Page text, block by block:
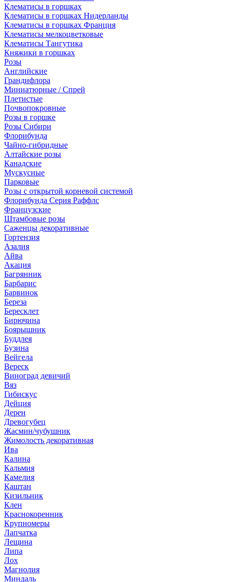
Клематисы в горшках
Клематисы в горшках Нидерланды
Клематисы в горшках Франция
Клематисы мелкоцветковые
Клематисы Тангутика
Княжики в горшках
Розы
Английские
Грандифлора
Миниатюрные / Спрей
Плетистые
Почвопокровные
Розы в горшке
Розы Сибири
Флорибунда
Чайно-гибридные
Алтайские розы
Канадские
Мускусные
Парковые
Розы с открытой корневой системой
Флорибунда Серия Раффлс
Французские
Штамбовые розы
Саженцы декоративные
Гортензия
Азалия
Айва
Акация
Багрянник
Барбарис
Барвинок
Береза
Бересклет
Бирючина
Боярышник
Буддлея
Бузина
Вейгела
Вереск
Виноград девичий
Вяз
Гибискус
Дейция
Дерен
Древогубец
Жасмин/чубушник
Жимолость декоративная
Ива
Калина
Кальмия
Камелия
Каштан
Кизильник
Клен
Краснокоренник
Крупномеры
Лапчатка
Лещина
Липа
Лох
Магнолия
Миндаль